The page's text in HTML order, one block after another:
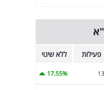
פעילות ללא שינוי
17.55%